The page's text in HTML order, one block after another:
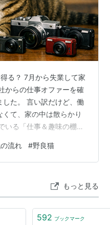
る？ 7月から失業して家
からの仕事オファーを確
た。 言い訳だけど、働
て、家の中は散らかり
いる「仕事＆趣味の棚」
を撮るのが好きで、こ
よく載せていました。 で
。 （猫にも人にも良い
ラが優秀だし、もうデジ
…
流れ #野良猫
もっと見る
592 ブックマーク